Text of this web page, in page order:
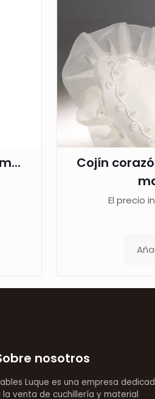
Cojín
El precio
nosotros
Luque es una empresa
la venta de cuchillería y material